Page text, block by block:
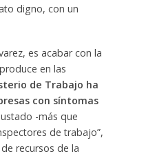
digno, con un
es acabar con la
en las
de Trabajo ha
con síntomas
-más que
de trabajo”,
recursos de la